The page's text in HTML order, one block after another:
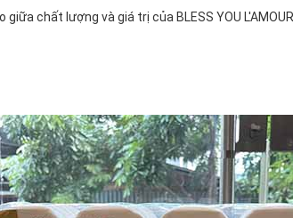
chất lượng và giá trị của BLESS YOU